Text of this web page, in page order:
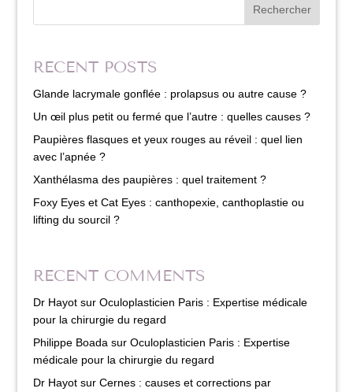
Rechercher
RECENT POSTS
Glande lacrymale gonflée : prolapsus ou autre cause ?
Un œil plus petit ou fermé que l’autre : quelles causes ?
Paupières flasques et yeux rouges au réveil : quel lien
avec l’apnée ?
Xanthélasma des paupières : quel traitement ?
Foxy Eyes et Cat Eyes : canthopexie, canthoplastie ou
lifting du sourcil ?
RECENT COMMENTS
Dr Hayot surOculoplasticien Paris : Expertise médicale
pour la chirurgie du regard
Philippe Boada surOculoplasticien Paris : Expertise
médicale pour la chirurgie du regard
Dr Hayot surCernes : causes et corrections par